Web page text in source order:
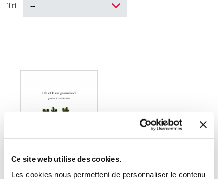
Ce site web utilise des cookies.
Les cookies nous permettent de personnaliser le contenu
Tri